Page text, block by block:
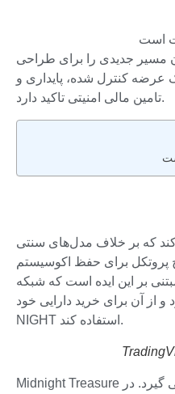
مسیر جدیدی را برای طراحی
عرضه کنترل شده، پایداری و
تامین مالی امنیتی تاکید دارد.
که بر خلاف مدل‌های سنتی
پروتکل برای حفظ اکوسیستم
بر این ایده است که شبکه
و از آن برای خرید دارایی خود،
NIGHT استفاده کند.
Midnight Treasure از این به بعد این توکن ها را می گیرد. در